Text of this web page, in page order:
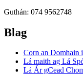
Guthán: 074 9562748
Blag
Corn an Domhain
Lá maith ag Lá
Lá Ár gCead